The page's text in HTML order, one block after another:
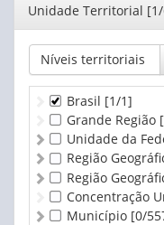
Editor
Unidade Territorial
Níveis territoriais
Brasil [1/1]
Grande Região
Unidade da
Região
Região
Concentração
Município [0/